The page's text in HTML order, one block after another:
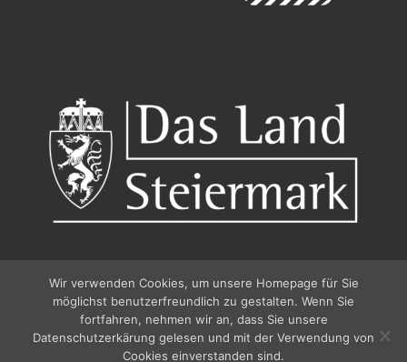
Pfingstdialog 2026 – Alle Rechte vorbehalten
Wir verwenden Cookies, um unsere Homepage für Sie
möglichst benutzerfreundlich zu gestalten. Wenn Sie
fortfahren, nehmen wir an, dass Sie unsere
Datenschutzerkärung gelesen und mit der Verwendung von
Cookies einverstanden sind.